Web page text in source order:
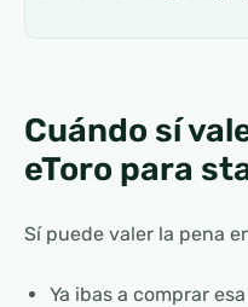
Cuándo sí
eToro para
Sí puede valer la pena
Ya ibas a comprar